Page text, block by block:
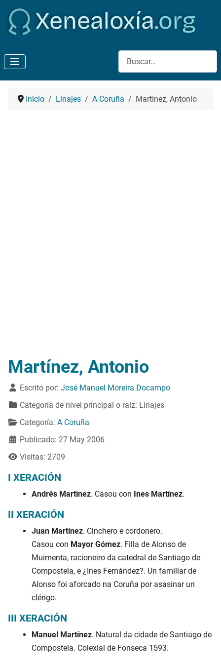
Buscar
Inicio Linajes A Coruña Martínez, Antonio
Martínez, Antonio
Detalles
Escrito por: José Manuel Moreira Docampo
Categoría de nivel principal o raíz: Linajes
Categoría: A Coruña
Publicado: 27 May 2006
Visitas: 2709
I XERACIÓN
Andrés Martínez. Casou con Ines Martínez.
II XERACIÓN
Juan Martínez. Cinchero e cordonero.
Casou con Mayor Gómez. Filla de Alonso de
Muimenta, racioneiro da catedral de Santiago de
Compostela, e ¿Ines Fernández?. Un familiar de
Alonso foi aforcado na Coruña por asasinar un
clérigo.
III XERACIÓN
Manuel Martínez. Natural da cidade de Santiago de
Compostela. Colexial de Fonseca 1593.